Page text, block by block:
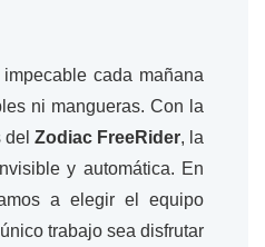
cada mañana
ni mangueras. Con la
Zodiac FreeRider, la
y automática. En
a elegir el equipo
trabajo sea disfrutar